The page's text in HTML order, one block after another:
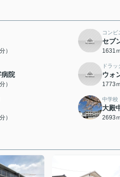
）
コンビ
セブ
1631
病院
）
ドラ
ウォ
1773
）
中学校
大殿
2693